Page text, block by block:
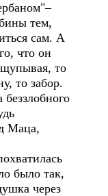
тем,
сам. А
что он
то
то забор.
Маца,
было так,
через